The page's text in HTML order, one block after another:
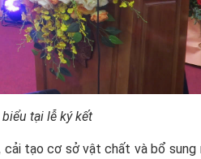
tại lễ ký kết
cải tạo cơ sở vật chất và bổ